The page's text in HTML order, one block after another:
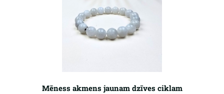
Mēness akmens jaunam dzīves ciklam